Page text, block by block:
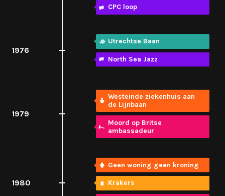
CPC loop
1976
Utrechtse Baan
North Sea Jazz
1979
Westeinde ziekenhuis aan
de Lijnbaan
Moord op Britse
ambassadeur
1980
Geen woning geen kroning
Krakers